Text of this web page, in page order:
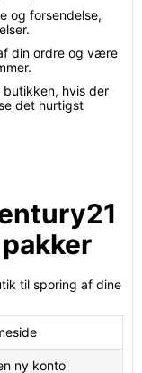
og forsendelse,
din ordre og være
butikken, hvis der
det hurtigst
til sporing af dine
ny konto